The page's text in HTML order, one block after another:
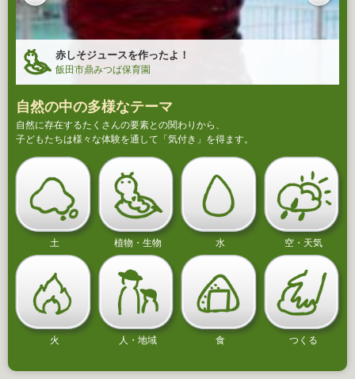
赤しそジュースを作ったよ！
飯田市鼎みつば保育園
自然の中の多様なテーマ
自然に存在するたくさんの要素との関わりから、
子どもたちは様々な体験を通して「気付き」を得ます。
土 植物・生物 水 空・天気
火 人・地域 食 つくる